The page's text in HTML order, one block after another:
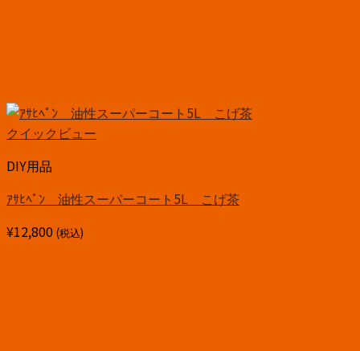
クイックビュー
DIY用品
ｱｻﾋﾍﾟﾝ 油性スーパーコート5L こげ茶
¥12,800 (税込)